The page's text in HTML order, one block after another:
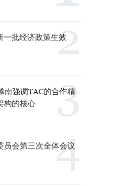
批经济政策生效
南强调TAC的合作精
构的核心
员会第三次全体会议